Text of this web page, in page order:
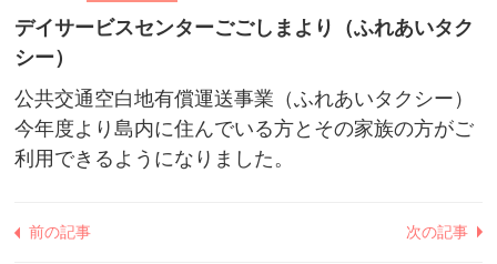
デイサービスセンターごごしまより（ふれあいタク
シー）
公共交通空白地有償運送事業（ふれあいタクシー）
今年度より島内に住んでいる方とその家族の方がご
利用できるようになりました。
前の記事 次の記事